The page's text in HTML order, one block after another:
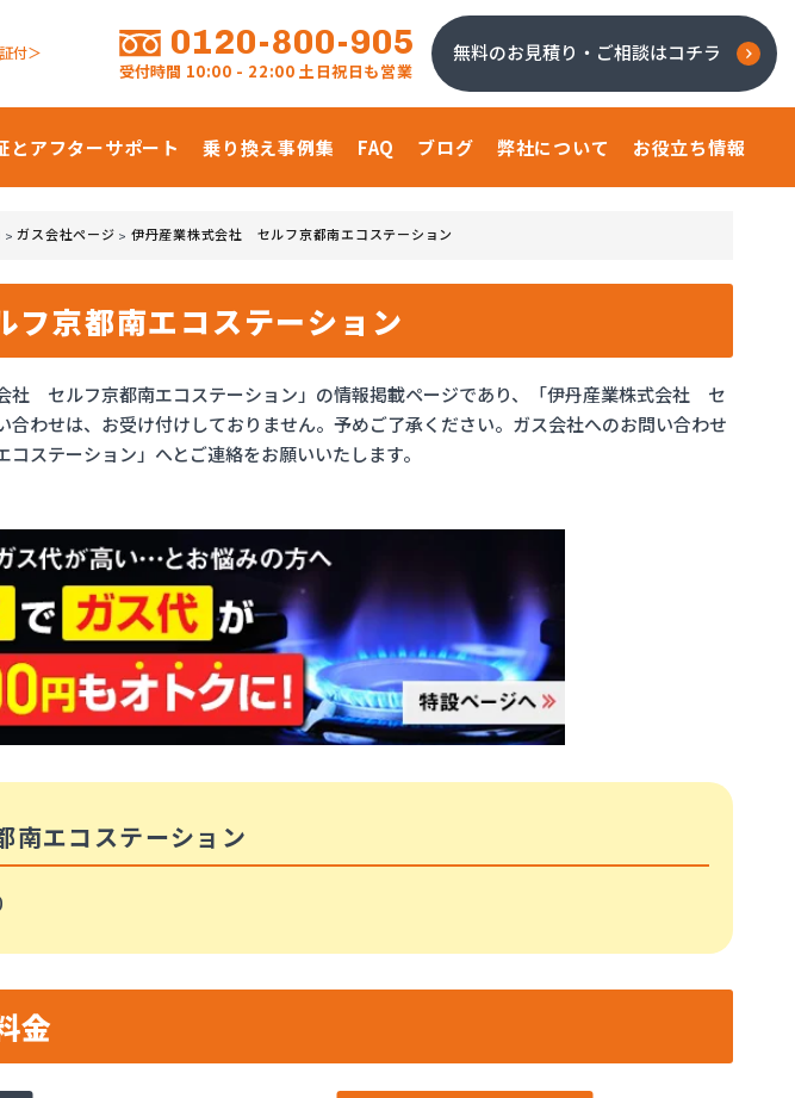
付＞ 0120-800-905
受付時間 10:00 - 22:00 土日祝日も営業
無料のお見積り・ご相談はコチラ
とアフターサポート 乗り換え事例集 FAQ ブログ 弊社について お役立ち情報
>ガス会社ページ > 伊丹産業株式会社 セルフ京都南エコステーション
京都南エコステーション
社 セルフ京都南エコステーション」の情報掲載ページであり、「伊丹産業株式会社 セ
わせは、お受け付けしておりません。予めご了承ください。ガス会社へのお問い合わせ
ステーション」へとご連絡をお願いいたします。
エコステーション
金